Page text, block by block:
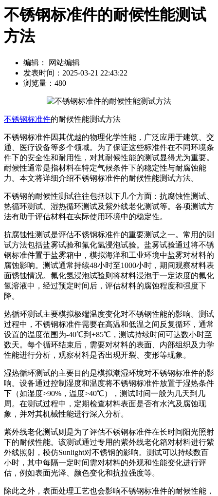
不锈钢标准件的耐候性能测试
方法
编辑： 网站编辑
发表时间：2025-03-21 22:43:22
浏览量：480
不锈钢标准件的耐候性能测试方法
不锈钢标准件因其优越的物理化学性能，广泛应用于建筑、交
通、医疗设备等多个领域。为了保证这些标准件在不同环境条
件下的安全性和耐用性，对其耐候性能的测试显得尤为重要。
耐候性通常是指材料在特定气候条件下的稳定性与耐腐蚀能
力。本文将详细介绍不锈钢标准件的耐候性能测试方法。
不锈钢的耐候性测试往往包括以下几个方面：抗腐蚀性测试、
热循环测试、湿热循环测试及紫外线老化测试等。各项测试方
法有助于评估材料在实际使用环境中的稳定性。
抗腐蚀性测试是评估不锈钢标准件的重要测试之一。常用的测
试方法包括盐雾试验和氟化氢浸泡试验。盐雾试验通过将不锈
钢标准件置于盐雾箱中，模拟海洋和工业环境中盐雾对材料的
腐蚀影响。测试通常持续48小时至1000小时，期间观察材料表
面锈蚀情况。氟化氢浸泡试验则将材料浸泡于一定浓度的氟化
氢溶液中，经过预定时间后，评估材料的腐蚀程度和强度下
降。
热循环测试主要模拟极端温度变化对不锈钢性能的影响。测试
过程中，不锈钢标准件需要在高温和低温之间反复循环，通常
设置的温度范围为-40℃到+85℃，测试持续时间可达数小时至
数天。每个循环结束后，需要对材料的表面、内部组织及力学
性能进行分析，观察材料是否出现开裂、变形等现象。
湿热循环测试的主要目的是模拟潮湿环境对不锈钢标准件的影
响。设备通过控制湿度和温度将不锈钢标准件放置于湿热条件
下（如湿度>90%，温度>40℃），测试时间一般为几天到几
周。在测试过程中，定期检查材料表面是否有水汽及腐蚀现
象，并对其机械性能进行深入分析。
紫外线老化测试则是为了评估不锈钢标准件在长时间阳光照射
下的耐候性能。该测试通过专用的紫外线老化箱对材料进行紫
外线照射，模仿Sunlight对不锈钢的影响。测试可以持续数百
小时，其中每隔一定时间需对材料的外观和性能变化进行评
估，例如表面光泽、颜色变化和抗拉强度等。
除此之外，表面处理工艺也会影响不锈钢标准件的耐候性能，